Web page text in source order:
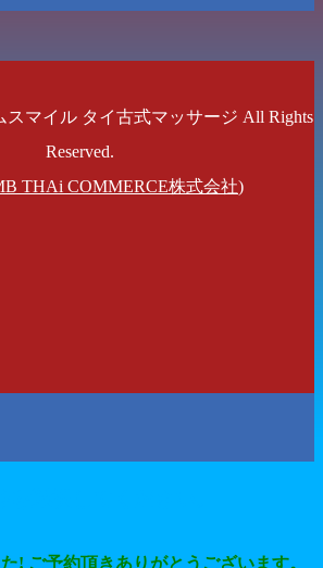
スマイル タイ古式マッサージ All Rights
Reserved.
THAi COMMERCE株式会社)
! ご予約頂きありがとうございます。